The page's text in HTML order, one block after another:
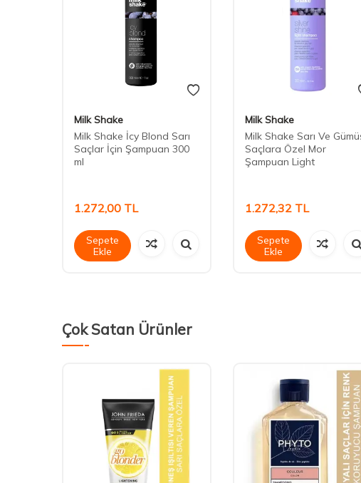
Milk Shake
Milk Shake İcy Blond Sarı
Saçlar İçin Şampuan 300
ml
1.272,00 TL
Sepete
Ekle
Milk Shake
Milk Shake Sarı Ve
Saçlara Özel Mor
Şampuan Light
1.272,32 TL
Sepete
Ekle
Çok Satan Ürünler